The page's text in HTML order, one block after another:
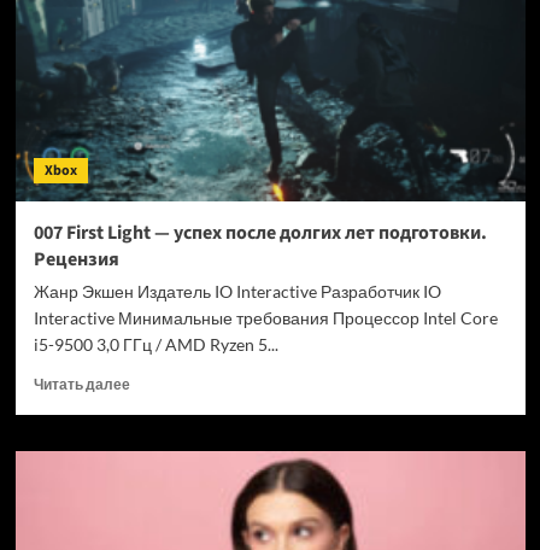
обходить
антибот-
защиту
—
и
грузит
страницы
в
шесть
быстрее
Xbox
007 First Light — успех после долгих лет подготовки.
Рецензия
Жанр Экшен Издатель IO Interactive Разработчик IO
Interactive Минимальные требования Процессор Intel Core
i5-9500 3,0 ГГц / AMD Ryzen 5...
Читать далееПрочитать
007